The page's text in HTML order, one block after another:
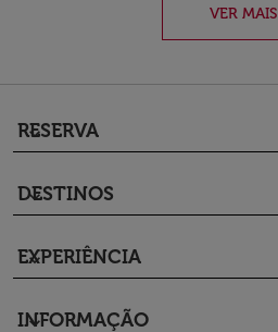
VER MAIS
RESERVA
keyboard_arrow_down
DESTINOS
keyboard_arrow_down
EXPERIÊNCIA
keyboard_arrow_down
INFORMAÇÃO
keyboard_arrow_down